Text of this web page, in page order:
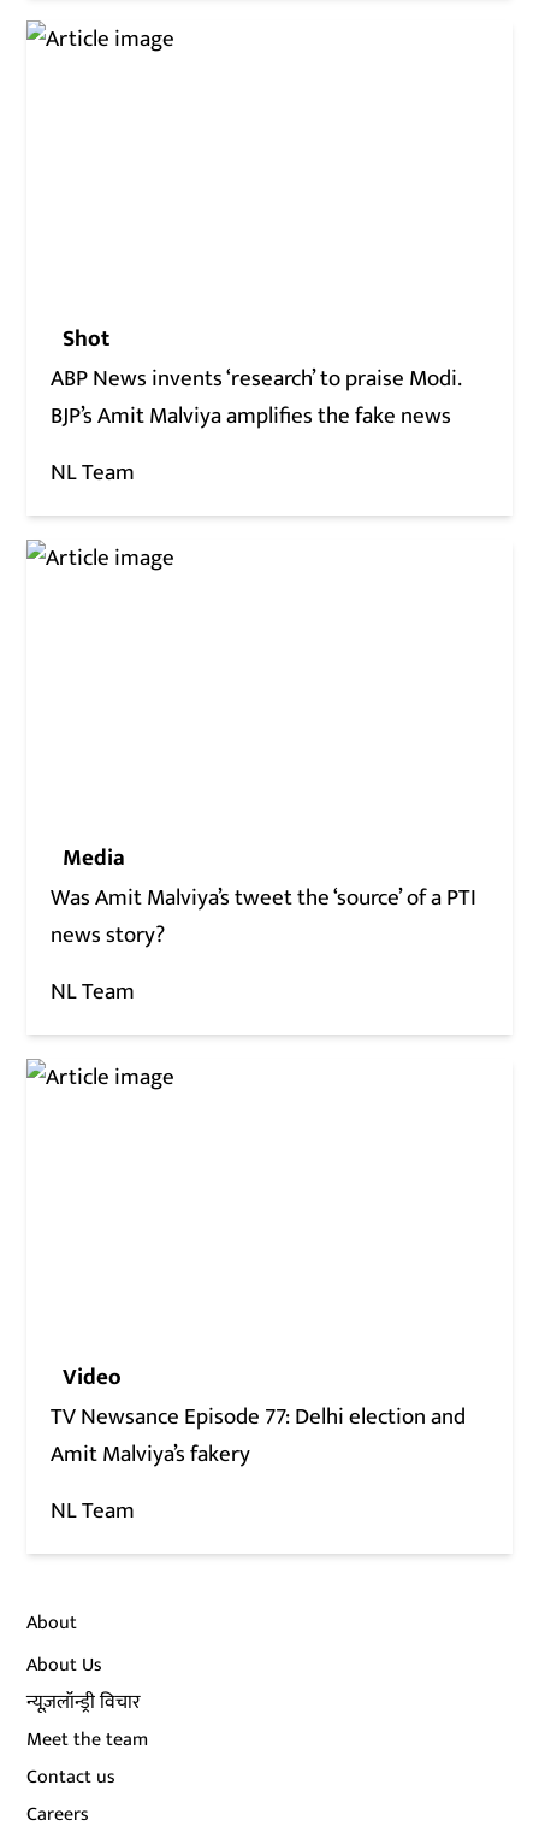
Shot
ABP News invents ‘research’ to praise Modi.
BJP’s Amit Malviya amplifies the fake news
NL Team
Media
Was Amit Malviya’s tweet the ‘source’ of a PTI
news story?
NL Team
Video
TV Newsance Episode 77: Delhi election and
Amit Malviya’s fakery
NL Team
About
About Us
न्यूज़लॉन्ड्री विचार
Meet the team
Contact us
Careers